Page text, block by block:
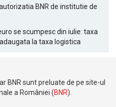
BNR de institutie de
se scumpesc din iulie: taxa
la taxa logistica
BNR sunt preluate de pe site-ul
a României (BNR).